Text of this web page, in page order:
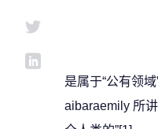
是属于“公有领
aibaraemily 所